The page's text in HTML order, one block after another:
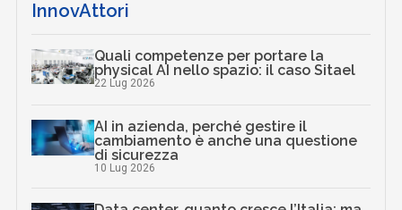
InnovAttori
Quali competenze per portare la
physical AI nello spazio: il caso Sitael
22 Lug 2026
AI in azienda, perché gestire il
cambiamento è anche una questione
di sicurezza
10 Lug 2026